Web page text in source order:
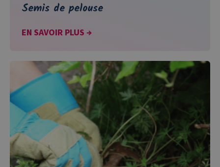
Semis de pelouse
EN SAVOIR PLUS →